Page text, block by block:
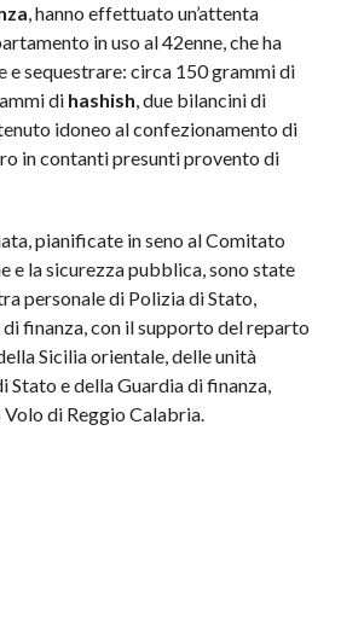
, hanno effettuato un’attenta
in uso al 42enne, che ha
e sequestrare: circa 150 grammi di
di hashish , due bilancini di
idoneo al confezionamento di
in contanti presunti provento di
pianificate in seno al Comitato
e la sicurezza pubblica, sono state
personale di Polizia di Stato,
finanza, con il supporto del reparto
Sicilia orientale, delle unità
e della Guardia di finanza,
di Reggio Calabria.